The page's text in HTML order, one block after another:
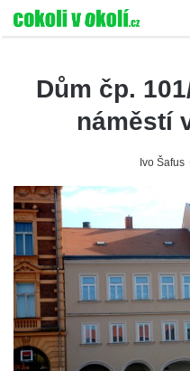
Dům čp.
náměstí
Ivo Šafus